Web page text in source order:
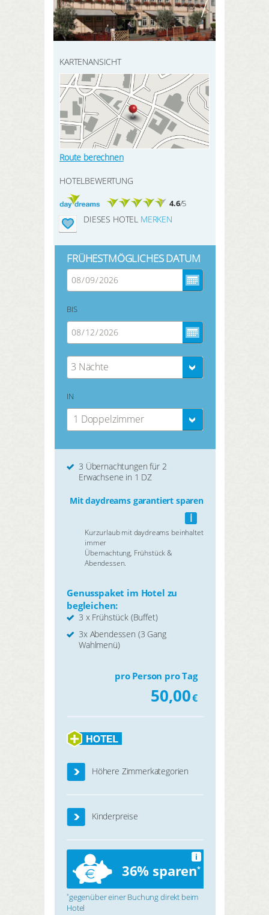
HIER REGISTRIEREN
Meine Buchungen
Meine Produkte
Meine Hotels
ANMELDEN
SUCHEN
KARTENANSICHT
Route berechnen
HOTELBEWERTUNG
4.6/5
DIESES HOTEL MERKEN
FRÜHESTMÖGLICHES DATUM
BIS
3 Nächte
IN
1 Doppelzimmer
3 Übernachtungen für 2
Erwachsene in 1 DZ
Mit daydreams garantiert sparen
i
Kurzurlaub mit daydreams beinhaltet
immer
Übernachtung, Frühstück &
Abendessen.
Genusspaket im Hotel zu
begleichen:
3 x Frühstück (Buffet)
3x Abendessen (3 Gang
Wahlmenü)
pro Person pro Tag
50,00€
Höhere Zimmerkategorien
Kinderpreise
36% sparen*
i
*gegenüber einer Buchung direkt beim
Hotel